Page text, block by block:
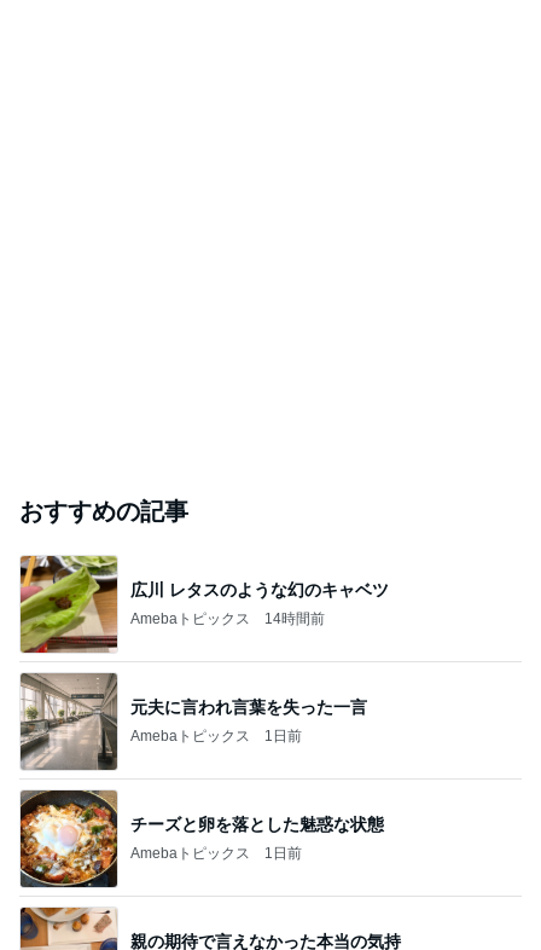
おすすめの記事
広川 レタスのような幻のキャベツ
Amebaトピックス 14時間前
元夫に言われ言葉を失った一言
Amebaトピックス 1日前
チーズと卵を落とした魅惑な状態
Amebaトピックス 1日前
親の期待で言えなかった本当の気持